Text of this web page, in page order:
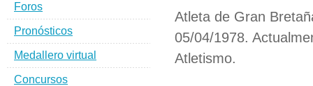
Atleta de Gran
05/04/1978.
Atletismo.
Foros
Pronósticos
Medallero virtual
Concursos